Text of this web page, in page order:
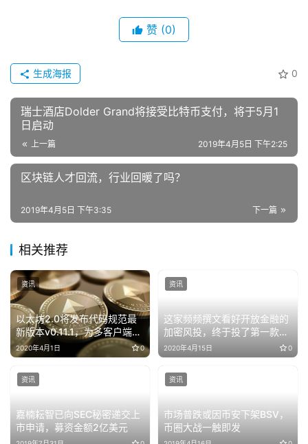
赞 (0)
0
生成海报
瑞士酒店Dolder Grand将接受比特币支付，将于5月1
日启动
上一篇 2019年4月5日 下午2:25
区块链人才回流，行业回暖了吗？
下一篇
2019年4月5日 下午3:35
相关推荐
以太坊2.0将发布代码规范最
新版本v0.11.1，为多客户端测
试网发布开绿灯
2020年4月1日 0
资讯
这家频频撰文看好开放金融的
加密风投，终于投了第一款
DeFi 产品：dForce
2020年4月15日 0
资讯
嘉楠耘智已向SEC秘密递交上
市申请，募资金额2亿美元
资讯
市场普跌或因币安下架BSV，
币圈大战一触即发
资讯